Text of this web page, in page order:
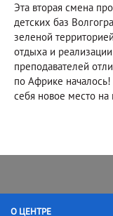
Эта вторая смена
детских баз
зеленой
отдыха и
преподавателей
по Африке
себя новое место на
О ЦЕНТРЕ